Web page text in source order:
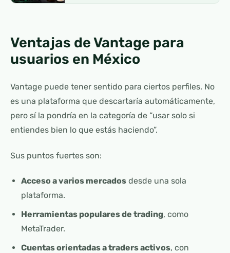
Ventajas de Vantage para
usuarios en México
Vantage puede tener sentido para ciertos perfiles. No
es una plataforma que descartaría automáticamente,
pero sí la pondría en la categoría de “usar solo si
entiendes bien lo que estás haciendo”.
Sus puntos fuertes son:
Acceso a varios mercadosdesde una sola
plataforma.
Herramientas populares de trading, como
MetaTrader.
Cuentas orientadas a traders activos, con